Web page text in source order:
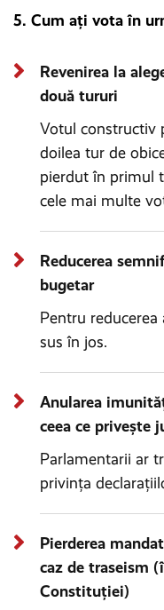
5. Cum ați vota în
Revenirea la
două tururi
Votul constructiv
doilea tur de
pierdut în primul
cele mai multe
Reducerea
bugetar
Pentru
sus în jos.
Anularea
ceea ce privește
Parlamentarii ar
privinţa
Pierderea
caz de traseism
Constituției)